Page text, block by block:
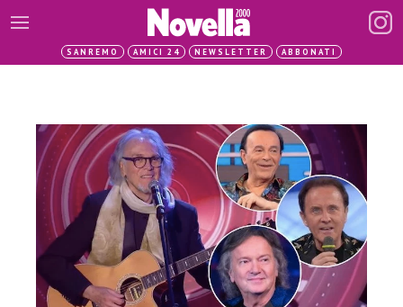
SANREMO AMICI 24 NEWSLETTER ABBONATI